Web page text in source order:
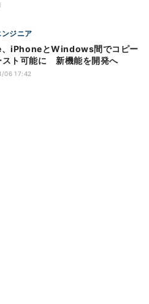
ジニア
iPhoneとWindows間でコピー
スト可能に 新機能を開発へ
06 17:42